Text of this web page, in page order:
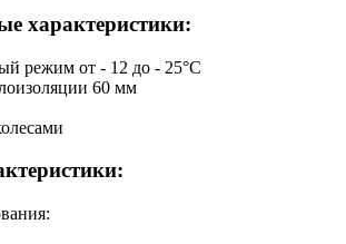
характеристики:
режим от - 12 до - 25°C
60 мм